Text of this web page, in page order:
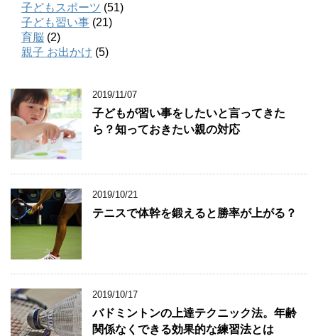
子どもスポーツ (51)
子ども習い事 (21)
育脳 (2)
親子 お出かけ (5)
2019/11/07
子どもが習い事をしたいと言ってきた
ら？知っておきたい親の対応
2019/10/21
テニスで体幹を鍛えると勝率が上がる？
2019/10/17
バドミントンの上達テクニック法。年齢
関係なくできる効果的な練習法とは